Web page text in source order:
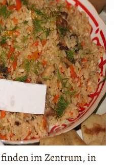
finden im Zentrum, in